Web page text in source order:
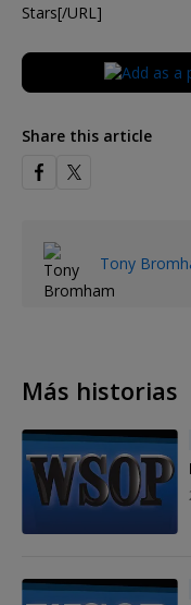
Stars[/URL]
Share this article
Tony
Más historias